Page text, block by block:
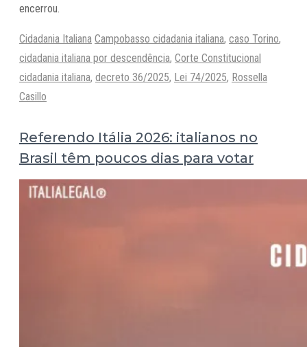
encerrou.
Categorias
Cidadania Italiana Tags
Campobasso cidadania italiana, caso Torino,
cidadania italiana por descendência, Corte Constitucional
cidadania italiana, decreto 36/2025, Lei 74/2025, Rossella
Casillo
Referendo Itália 2026: italianos no
Brasil têm poucos dias para votar